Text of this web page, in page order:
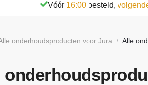
Vóór 16:00 besteld,
onderhoudsproducten voor Jura / Alle